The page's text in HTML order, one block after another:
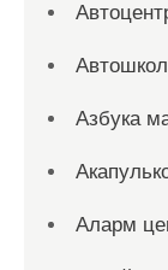
Азбука
Аларм